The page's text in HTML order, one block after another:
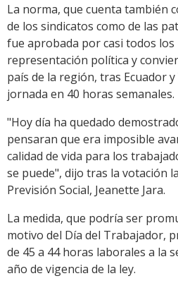
La norma, que cuenta también
de los sindicatos como de las
fue aprobada por casi todos
representación política y
país de la región, tras Ecuador
jornada en 40 horas semanales.
"Hoy día ha quedado
pensaran que era imposible
calidad de vida para los
se puede", dijo tras la votación
Previsión Social, Jeanette Jara.
La medida, que podría ser
motivo del Día del Trabajador,
de 45 a 44 horas laborales a la
año de vigencia de la ley.